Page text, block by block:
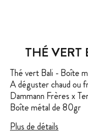
THÉ VERT
Thé vert Bali - Boîte
A déguster chaud ou
Dammann Frères x
Boîte métal de 80gr
Plus de détails